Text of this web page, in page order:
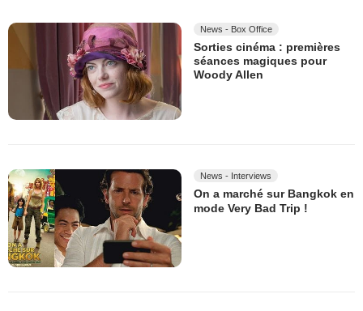
News - Box Office
Sorties cinéma : premières
séances magiques pour
Woody Allen
News - Interviews
On a marché sur Bangkok en
mode Very Bad Trip !